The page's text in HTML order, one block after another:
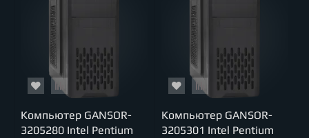
Компьютер GANSOR-
3205280 Intel Pentium
Компьютер GANSOR-
3205301 Intel Pentium